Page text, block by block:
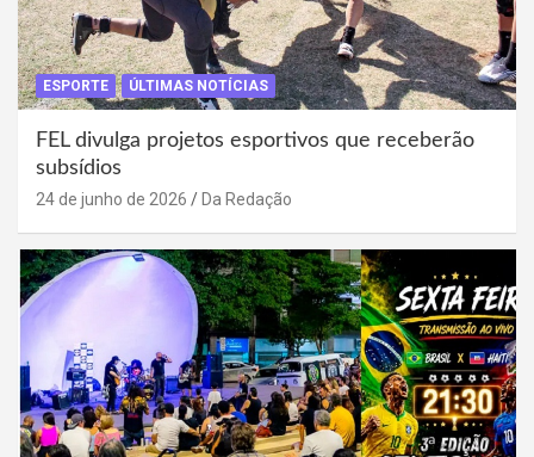
ESPORTE ÚLTIMAS NOTÍCIAS
FEL divulga projetos esportivos que receberão
subsídios
24 de junho de 2026 Da Redação